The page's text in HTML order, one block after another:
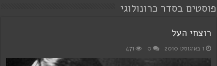
פוסטים בסדר כרונולוגי
רוצחי העל
1 באוגוסט 2010 0
471